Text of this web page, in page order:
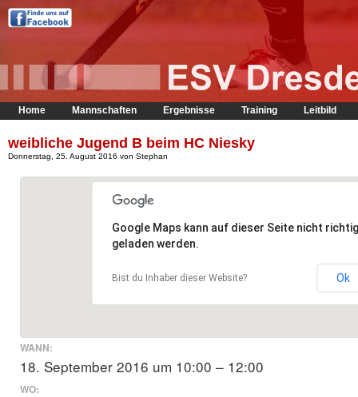
Home Mannschaften Ergebnisse Training Leitbild
weibliche Jugend B beim HC Niesky
Donnerstag, 25. August 2016 von Stephan
Google Maps kann auf dieser Seite nicht richtig
geladen werden.
Bist du Inhaber dieser Website? Ok
WANN:
18. September 2016 um 10:00 – 12:00
WO: